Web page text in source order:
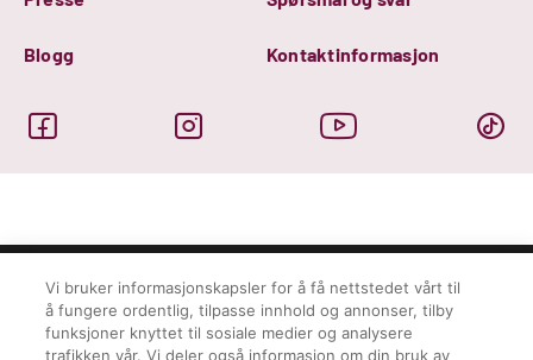
Blogg Kontaktinformasjon
Personvern
Ansvarserklæring
© Tusenfryd 2026
Vi bruker informasjonskapsler for å få nettstedet vårt til
å fungere ordentlig, tilpasse innhold og annonser, tilby
funksjoner knyttet til sosiale medier og analysere
trafikken vår. Vi deler også informasjon om din bruk av